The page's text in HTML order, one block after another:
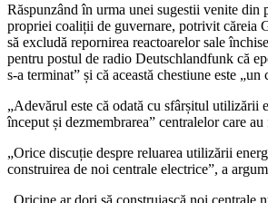
Răspunzând în urma unei sugestii venite din
propriei coaliții de guvernare, potrivit căreia
să excludă repornirea reactoarelor sale
pentru postul de radio Deutschlandfunk că
s-a terminat” și că această chestiune este
„Adevărul este că odată cu sfârșitul utilizării
început și dezmembrarea” centralelor care
„Orice discuție despre reluarea utilizării
construirea de noi centrale electrice”, a
„Oricine ar dori să construiască noi centrale